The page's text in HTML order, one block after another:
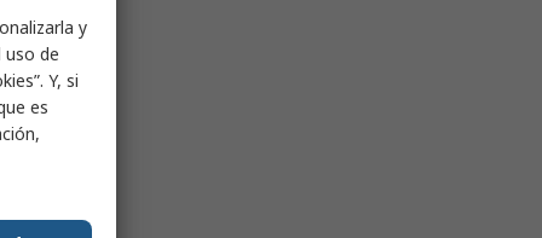
y
uso de
Y, si
es